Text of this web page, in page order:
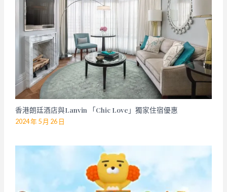
香港朗廷酒店與Lanvin 「Chic Love」獨家住宿優惠
2024 年 5 月 26 日